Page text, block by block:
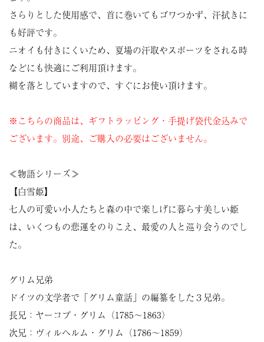
さらりとした使用感で、首に巻いてもゴワつかず、汗拭きに
も好評です。
ニオイも付きにくいため、夏場の汗取やスポーツをされる時
などにも快適にご利用頂けます。
糊を落としていますので、すぐにお使い頂けます。
※こちらの商品は、ギフトラッピング・手提げ袋代金込みで
ございます。別途、ご購入の必要はございません。
≪物語シリーズ≫
【白雪姫】
七人の可愛い小人たちと森の中で楽しげに暮らす美しい姫
は、いくつもの悲運をのりこえ、最愛の人と巡り会うのでし
た。
グリム兄弟
ドイツの文学者で「グリム童話」の編纂をした３兄弟。
長兄：ヤーコプ・グリム（1785～1863）
次兄：ヴィルヘルム・グリム（1786～1859）